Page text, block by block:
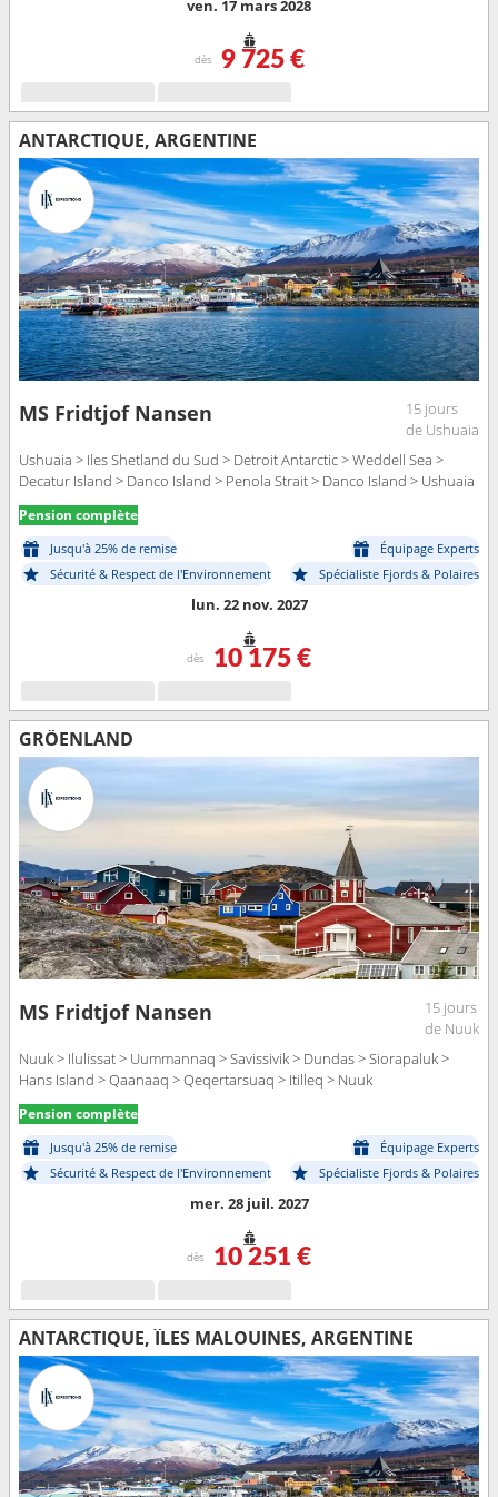
ven. 17 mars 2028
dès 9 725 €
ANTARCTIQUE, ARGENTINE
MS Fridtjof Nansen
15 jours
de Ushuaia
Ushuaia > Iles Shetland du Sud > Detroit Antarctic > Weddell Sea >
Decatur Island > Danco Island > Penola Strait > Danco Island > Ushuaia
Pension complète
Jusqu'à 25% de remise
Équipage Experts
Sécurité & Respect de l'Environnement
Spécialiste Fjords & Polaires
lun. 22 nov. 2027
dès 10 175 €
GRÖENLAND
MS Fridtjof Nansen
15 jours
de Nuuk
Nuuk > Ilulissat > Uummannaq > Savissivik > Dundas > Siorapaluk >
Hans Island > Qaanaaq > Qeqertarsuaq > Itilleq > Nuuk
Pension complète
Jusqu'à 25% de remise
Équipage Experts
Sécurité & Respect de l'Environnement
Spécialiste Fjords & Polaires
mer. 28 juil. 2027
dès 10 251 €
ANTARCTIQUE, ÎLES MALOUINES, ARGENTINE